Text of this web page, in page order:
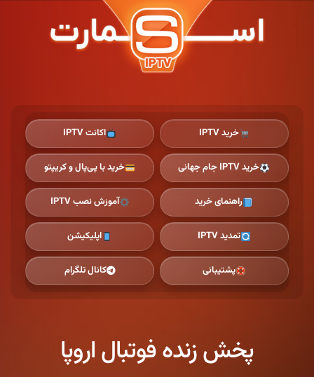
خرید IPTV اکانت IPTV
خرید IPTV جام جهانی خرید با پی‌پال و کریپتو
راهنمای خرید آموزش نصب IPTV
تمدید IPTV اپلیکیشن
پشتیبانی کانال تلگرام
پخش زنده فوتبال اروپا